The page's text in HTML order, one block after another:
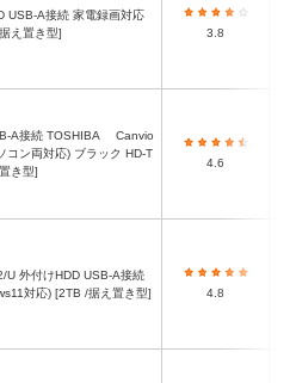
え置き型]
3.8
コン両対応) ブラック HD-T
き型]
4.6
対応) [2TB /据え置き型]
4.8